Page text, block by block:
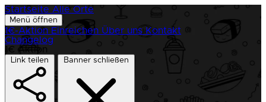
Startseite Alle Orte
Menü öffnen
1€-Aktion Einreichen Über uns Kontakt
Changelog
1€ Aktion
Link teilen Banner schließen